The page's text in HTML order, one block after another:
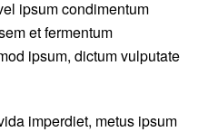
ipsum condimentum
et fermentum
ipsum, dictum vulputate
imperdiet, metus ipsum